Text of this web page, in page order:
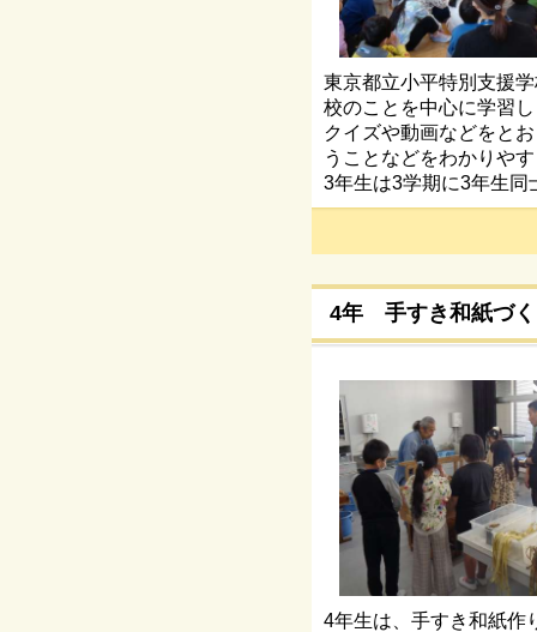
東京都立小平特別支援
校のことを中心に学習
クイズや動画などをと
うことなどをわかりや
3年生は3学期に3年生同
4年 手すき和紙づ
4年生は、手すき和紙作